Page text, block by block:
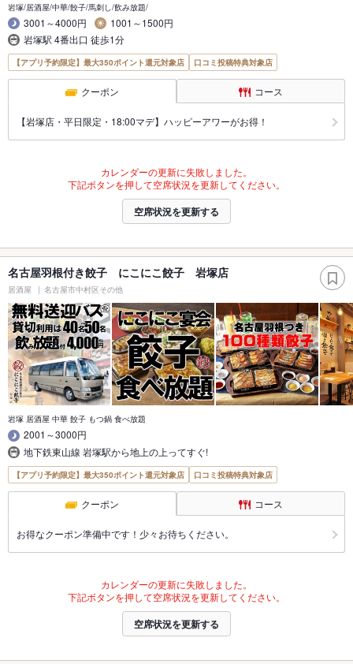
岩塚/居酒屋/中華/餃子/馬刺し/飲み放題/
3001～4000円
1001～1500円
岩塚駅 4番出口 徒歩1分
【アプリ予約限定】最大350ポイント還元対象店 口コミ投稿特典対象店
クーポン コース
【岩塚店・平日限定・18:00マデ】ハッピーアワーがお得！
カレンダーの更新に失敗しました。
下記ボタンを押して空席状況を更新してください。
空席状況を更新する
名古屋羽根付き餃子 にこにこ餃子 岩塚店
居酒屋 名古屋市中村区その他
岩塚 居酒屋 中華 餃子 もつ鍋 食べ放題
2001～3000円
地下鉄東山線 岩塚駅から地上の上ってすぐ!
【アプリ予約限定】最大350ポイント還元対象店 口コミ投稿特典対象店
クーポン コース
お得なクーポン準備中です！少々お待ちください。
カレンダーの更新に失敗しました。
下記ボタンを押して空席状況を更新してください。
空席状況を更新する